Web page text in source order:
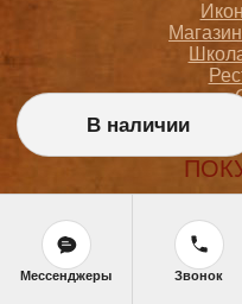
Как
Политика
В наличии
Мессенджеры Звонок